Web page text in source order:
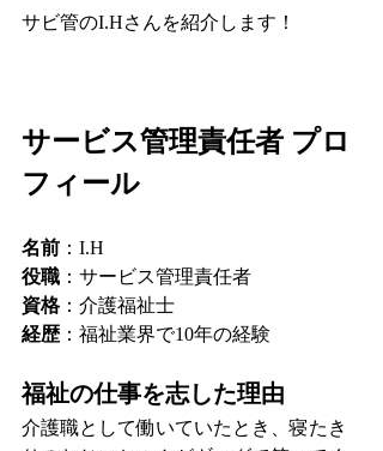
サビ管のI.Hさんを紹介します！
サービス管理責任者 プロ
フィール
名前 ：I.H
役職 ：サービス管理責任者
資格：介護福祉士
経歴：福祉業界で10年の経験
福祉の仕事を志した理由
介護職として働いていたとき、寝たき